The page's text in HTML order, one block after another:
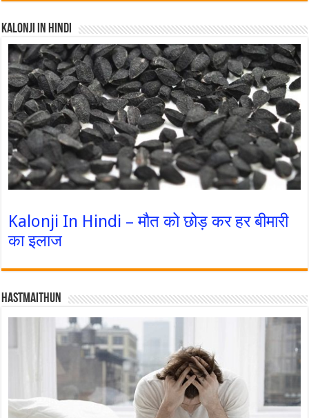
Kalonji In Hindi
Kalonji In Hindi – मौत को छोड़ कर हर बीमारी
का इलाज
Hastmaithun